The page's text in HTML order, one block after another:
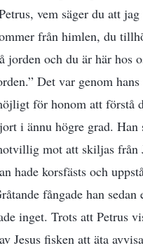
vem säger du att
från himlen, du
jorden och du är här
Det var genom
för honom att förstå
i ännu högre grad.
mot att skiljas från
hade korsfästs och
fångade han
inget. Trots att Petrus
Jesus fisken att äta